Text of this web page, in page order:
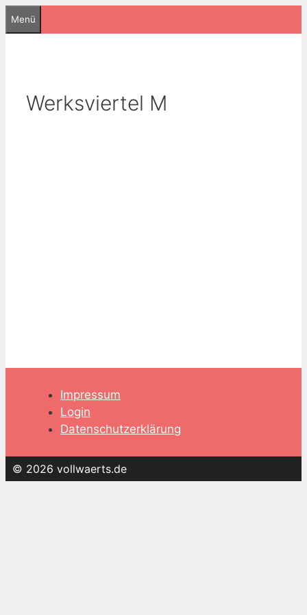
Zum
Inhalt
Menü
Werksviertel M
Impressum
Login
Datenschutzerklärung
© 2026 vollwaerts.de